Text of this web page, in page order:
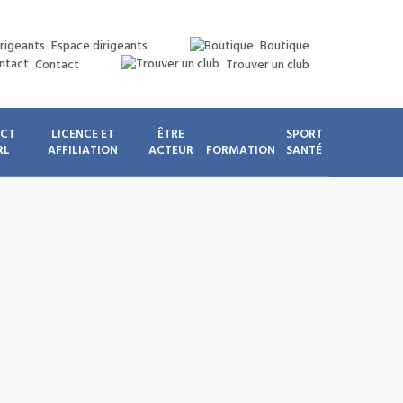
Espace dirigeants
Boutique
Contact
Trouver un club
LICENCE ET
AFFILIATION
ÊTRE
ACTEUR
FORMATION
SPORT
SANTÉ